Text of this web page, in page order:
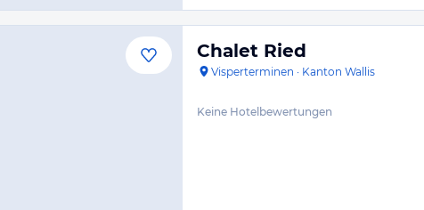
Chalet Ried
Visperterminen · Kanton Wallis
Keine Hotelbewertungen